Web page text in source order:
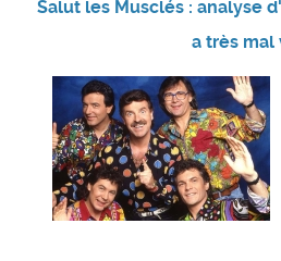
Salut les Musclés : analyse
a très mal